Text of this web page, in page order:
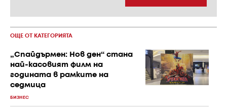
ОЩЕ ОТ КАТЕГОРИЯТА
„Спайдърмен: Нов ден“ стана
най-касовият филм на
годината в рамките на
седмица
БИЗНЕС